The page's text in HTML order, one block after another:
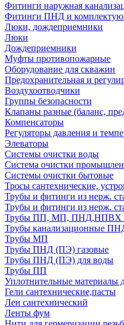
Фитинги наружная
Фитинги ПНД и
Люки, дождеприемники
Люки
Дождеприемники
Муфты противопожарные
Оборудование для скважин
Предохранительная и
Воздухоотводчики
Группы безопасности
Клапаны разные (баланс,
Компенсаторы
Регуляторы давления и
Элеваторы
Системы очистки воды
Система очистки
Системы очистки бытовые
Тросы сантехнические,
Трубы и фитинги из нерж.
Трубы и фитинги из нерж.
Трубы ПП, МП, ПНД,НПВХ
Трубы канализационные
Трубы МП
Трубы ПНД (ПЭ) газовые
Трубы ПНД (ПЭ) для воды
Трубы ПП
Уплотнительные материалы
Гели сантехнические,пасты
Лен сантехнический
Ленты фум